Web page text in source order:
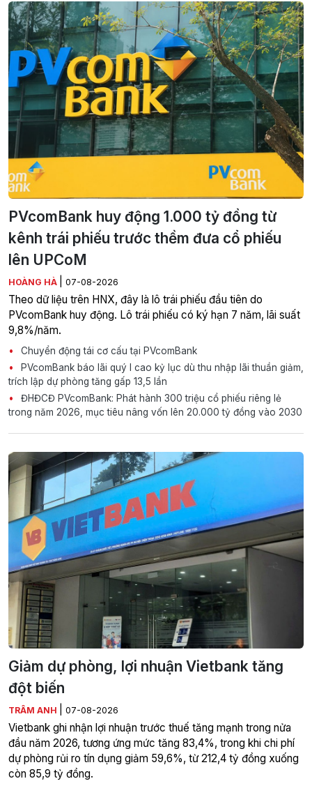
PVcomBank huy động 1.000 tỷ đồng từ
kênh trái phiếu trước thềm đưa cổ phiếu
lên UPCoM
HOÀNG HÀ 07-08-2026
Theo dữ liệu trên HNX, đây là lô trái phiếu đầu tiên do
PVcomBank huy động. Lô trái phiếu có ký hạn 7 năm, lãi suất
9,8%/năm.
Chuyển động tái cơ cấu tại PVcomBank
PVcomBank báo lãi quý I cao kỷ lục dù thu nhập lãi thuần giảm,
trích lập dự phòng tăng gấp 13,5 lần
ĐHĐCĐ PVcomBank: Phát hành 300 triệu cổ phiếu riêng lẻ
trong năm 2026, mục tiêu nâng vốn lên 20.000 tỷ đồng vào 2030
Giảm dự phòng, lợi nhuận Vietbank tăng
đột biến
TRÂM ANH 07-08-2026
Vietbank ghi nhận lợi nhuận trước thuế tăng mạnh trong nửa
đầu năm 2026, tương ứng mức tăng 83,4%, trong khi chi phí
dự phòng rủi ro tín dụng giảm 59,6%, từ 212,4 tỷ đồng xuống
còn 85,9 tỷ đồng.